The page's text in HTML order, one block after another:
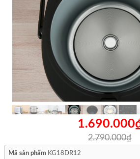
2.790.000₫
Mã sản phẩm KG18DR12